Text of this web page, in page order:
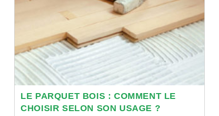
LE PARQUET BOIS : COMMENT LE
CHOISIR SELON SON USAGE ?